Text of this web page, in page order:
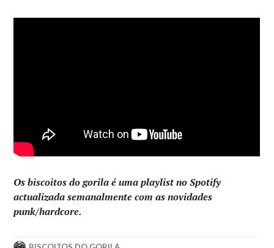
Os biscoitos do gorila é uma playlist no Spotify
actualizada semanalmente com as novidades
punk/hardcore.